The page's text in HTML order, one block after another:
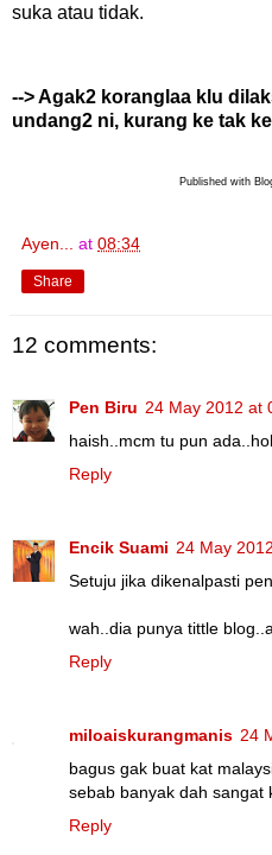
suka atau tidak.
--> Agak2 koranglaa k lu
undang2 ni, kurang ke tak
Published with
Ayen... at 08:34
Share
12 comments:
Pen Biru 24 May 2012 at
haish..mcm tu pun
Reply
Encik Suami 24 May
Setuju jika dikenalpasti
wah..dia punya tittle
Reply
miloaiskurangmanis 24
bagus gak buat kat
sebab banyak dah sangat
Reply